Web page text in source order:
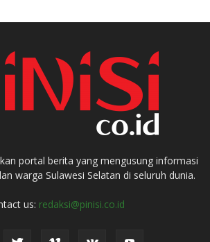
portal berita yang mengusung informasi
warga Sulawesi Selatan di seluruh dunia.
us: redaksi@pinisi.co.id